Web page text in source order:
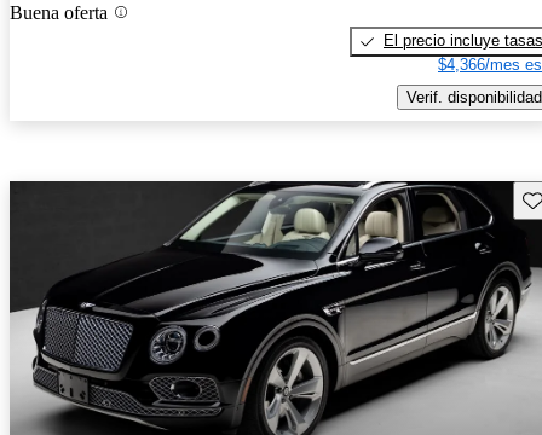
Buena oferta
El precio incluye tasas
$4,366/mes
Verif. disponibilidad